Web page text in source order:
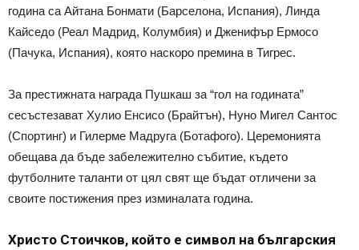
година са Айтана Бонмати (Барселона, Испания), Линда
Кайседо (Реал Мадрид, Колумбия) и Дженифър Ермосо
(Пачука, Испания), която наскоро премина в Тигрес.
За престижната награда Пушкаш за “гол на годината”
сесъстезават Хулио Енсисо (Брайтън), Нуно Мигел Сантос
(Спортинг) и Гилерме Мадруга (Ботафого). Церемонията
обещава да бъде забележително събитие, където
футболните таланти от цял свят ще бъдат отличени за
своите постижения през изминалата година.
Христо Стоичков, който е символ на българския